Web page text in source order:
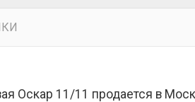
Оскар 11/11 продается в